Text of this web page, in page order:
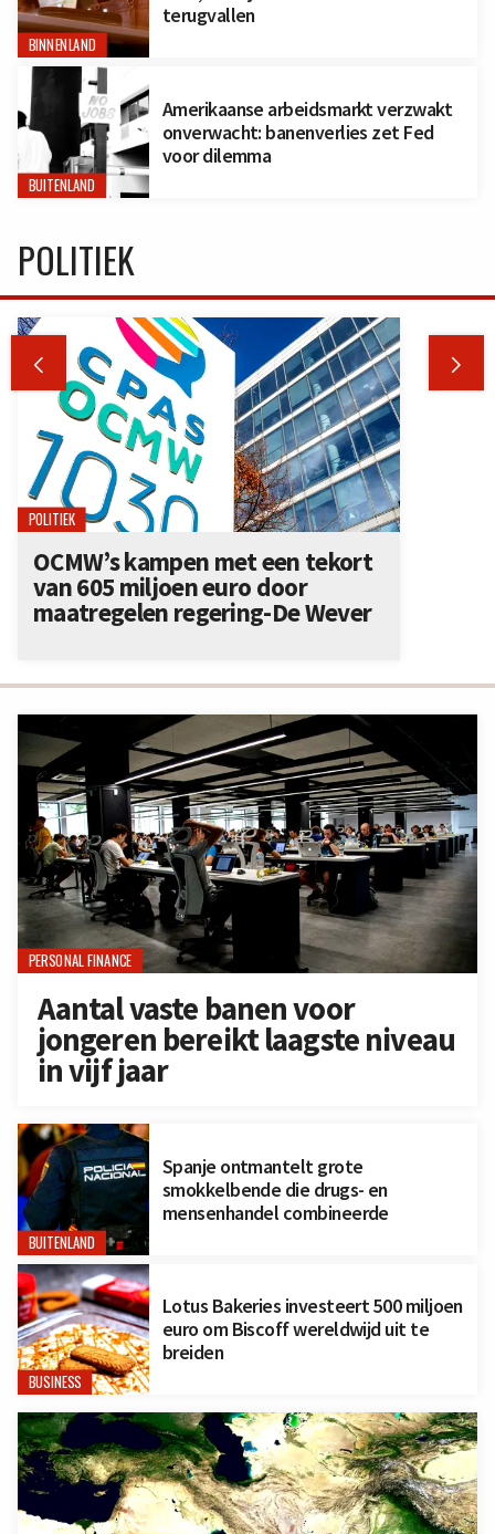
BINNENLAND
terugvallen
BUITENLAND
Amerikaanse arbeidsmarkt verzwakt
onverwacht: banenverlies zet Fed
voor dilemma
PERSONAL FINANCE
Aantal vaste banen voor
jongeren bereikt laagste niveau
in vijf jaar
BUITENLAND
Spanje ontmantelt grote
smokkelbende die drugs- en
mensenhandel combineerde
BUSINESS
Lotus Bakeries investeert 500 miljoen
euro om Biscoff wereldwijd uit te
breiden
POLITIEK
 
POLITIEK
OCMW’s kampen met een tekort
van 605 miljoen euro door
maatregelen regering-De Wever